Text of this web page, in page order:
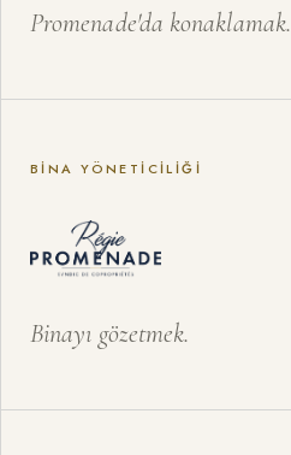
Promenade'da konaklamak.
BINA YÖNETICILIĞI
Binayı gözetmek.